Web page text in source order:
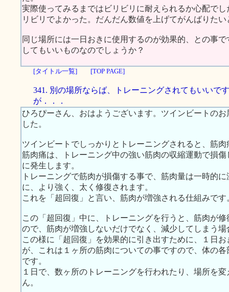
実際使ってみるまではビリビリに耐えられるか心配で
リビリでよかった。だんだん数値を上げてがんばりた
同じ場所には一日おきに使用するのが効果的、との事
してもいいものなのでしょうか？
[タイトル一覧] [TOP PAGE]
341. 別の場所ならば、トレーニングされてもいいです
が．．．
ひろぴーさん、おはようございます。ツインビートの
した。
ツインビートでしっかりとトレーニングされると、筋肉
筋肉痛は、トレーニング中の強い筋肉の収縮運動で損
に発生します。
トレーニングで筋肉が損傷する事で、筋肉量は一時的
に、より強く、太く修復されます。
これを「超回復」と言い、筋肉が増強される仕組みです
この「超回復」中に、トレーニングを行うと、筋肉が
ので、筋肉が増強しないだけでなく、減少してしまう
この様に「超回復」を効果的に引き出すために、１日
が、これは１ヶ所の筋肉についての事ですので、体の
です。
１日で、数ヶ所のトレーニングを行われたり、場所を
ん。